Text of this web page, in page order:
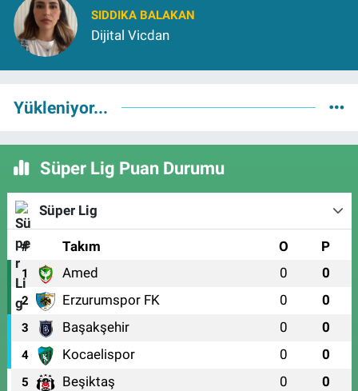
SIDDIKA BALAKAN
Dijital Vicdan
Yükleniyor...
Süper Lig Puan Durumu
Süper Lig
# Takım O P
1 Amed 0 0
2 Erzurumspor FK 0 0
3 Başakşehir 0 0
4 Kocaelispor 0 0
5 Beşiktaş 0 0